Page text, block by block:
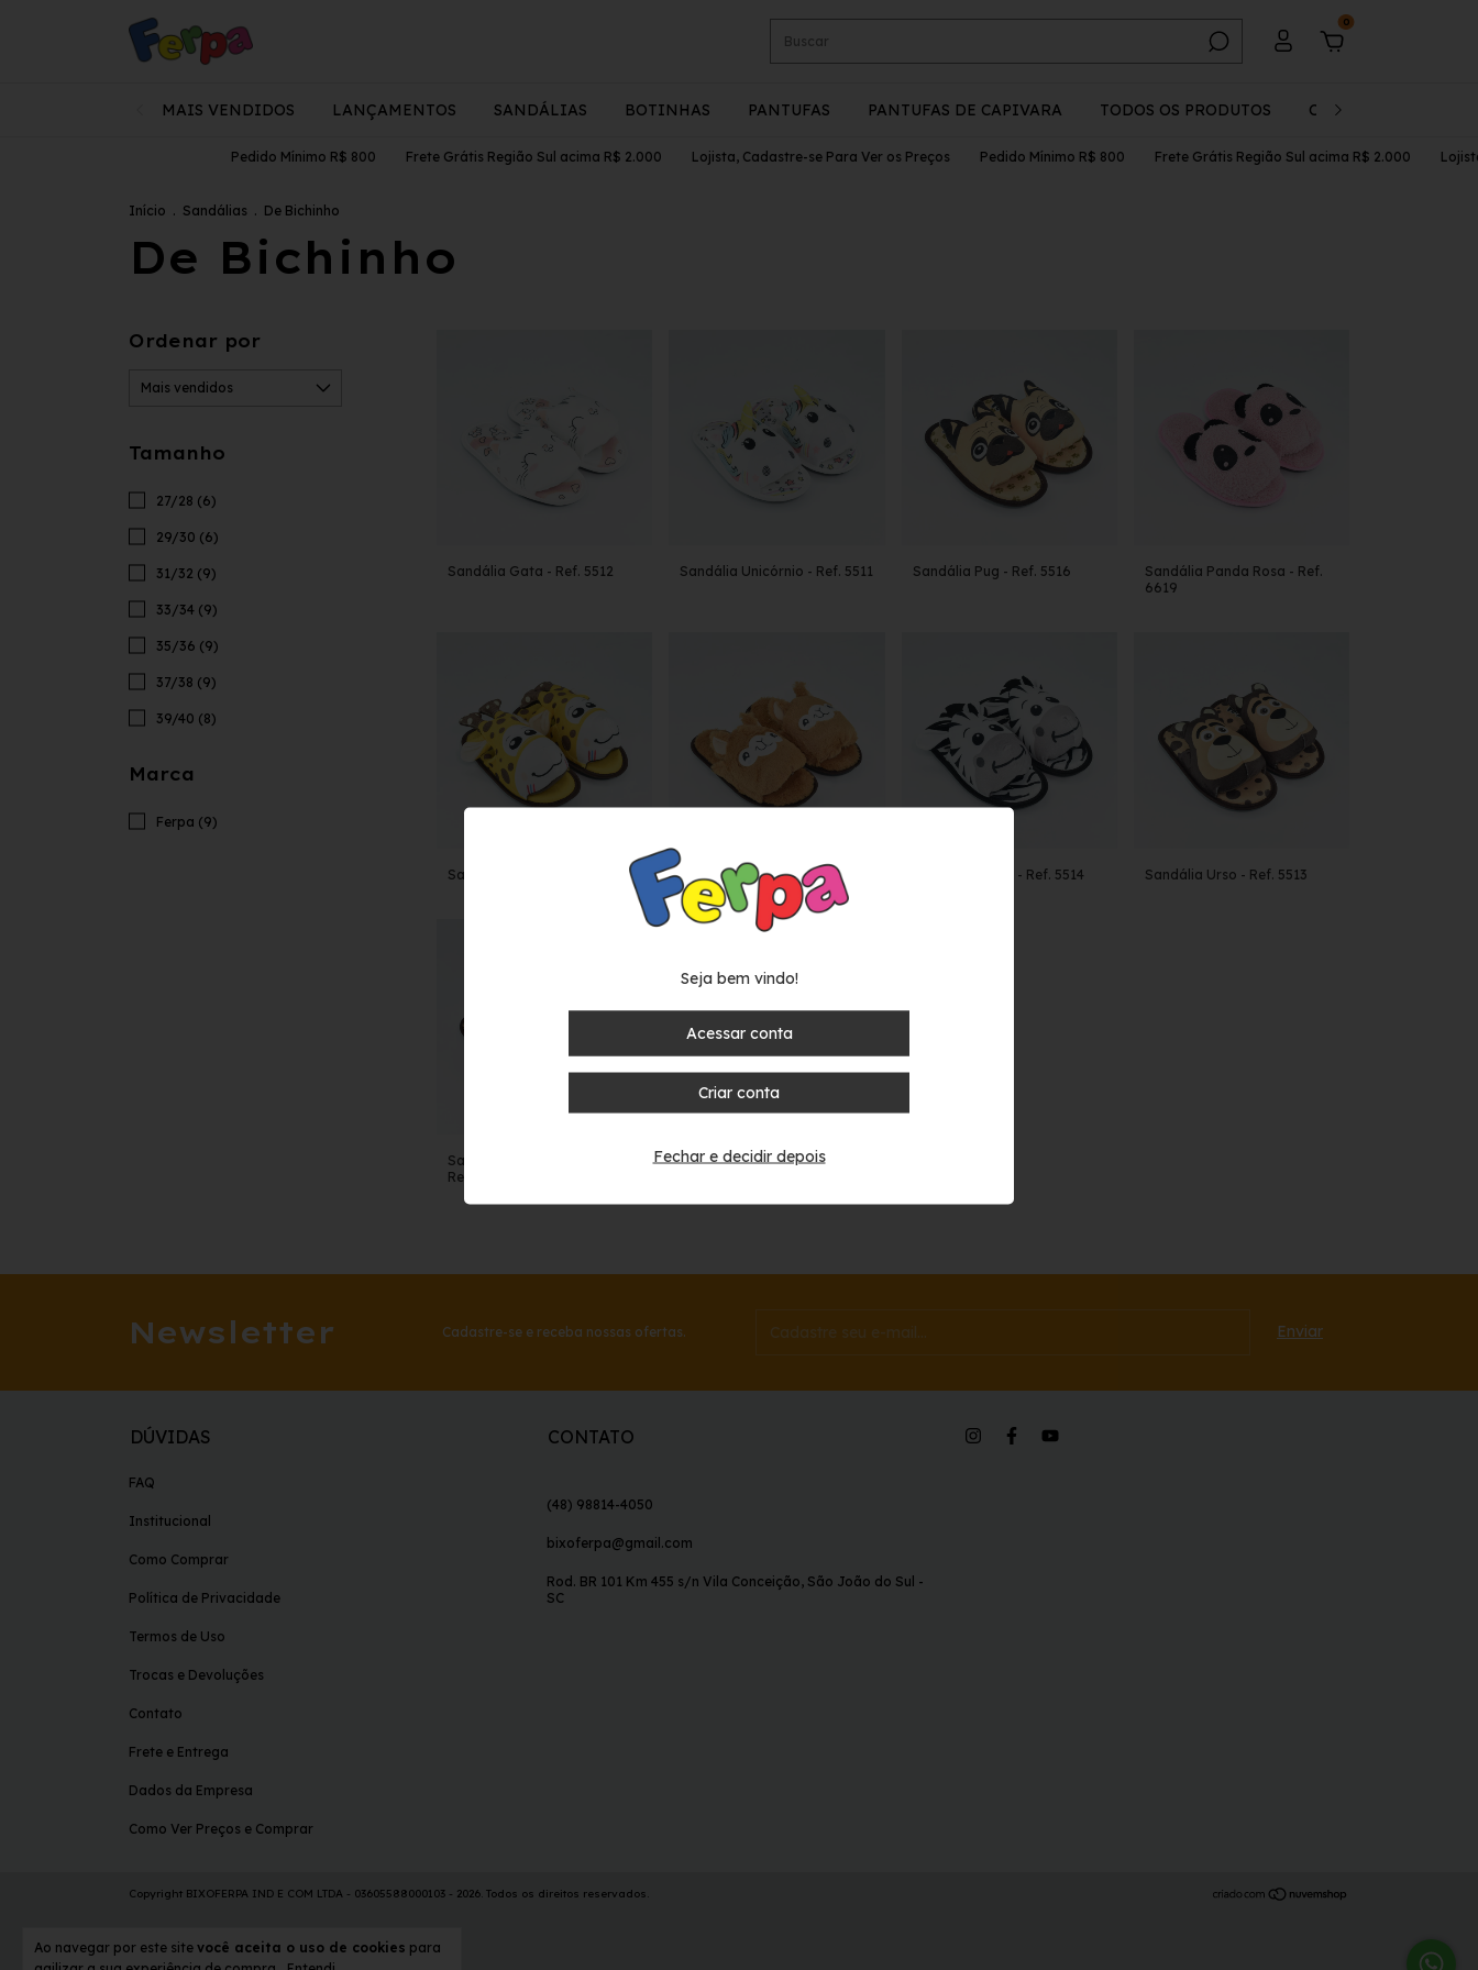
0
MAIS VENDIDOS LANÇAMENTOS SANDÁLIAS BOTINHAS PANTUFAS PANTUFAS DE CAPIVARA TODOS OS PRODUTOS CADASTRO
Pedido Mínimo R$ 800 Frete Grátis Região Sul acima R$ 2.000 Lojista, Cadastre-se Para Ver os Preços Pedido Mínimo R$ 800 Frete Grátis Região Sul acima R$ 2.000 Lojista,
Ao navegar por este site você aceita o uso de cookies para
Início . Sandálias . De Bichinho
De Bichinho
Ordenar por
Tamanho
27/28 (6)
29/30 (6)
31/32 (9)
33/34 (9)
35/36 (9)
37/38 (9)
39/40 (8)
Marca
Ferpa (9)
Sandália Gata - Ref. 5512 Sandália Unicórnio - Ref. 5511 Sandália Pug - Ref. 5516
Sandália Panda Rosa - Ref.
6619
Sandália Girafa - Ref. 5515 Sandália Lhama - Ref. 6618 Sandália Zebra - Ref. 5514 Sandália Urso - Ref. 5513
Sandália Bicho Preguiça -
Ref. 6617
Newsletter Cadastre-se e receba nossas ofertas.
DÚVIDAS
FAQ
Institucional
Como Comprar
Política de Privacidade
Termos de Uso
Trocas e Devoluções
Contato
Frete e Entrega
Dados da Empresa
Como Ver Preços e Comprar
CONTATO
(48) 98814-4050
bixoferpa@gmail.com
Rod. BR 101 Km 455 s/n Vila Conceição, São João do Sul -
SC
Copyright BIXOFERPA IND E COM LTDA - 03605588000103 - 2026. Todos os direitos reservados.
Seja bem vindo!
Acessar conta
Criar conta
Fechar e decidir depois